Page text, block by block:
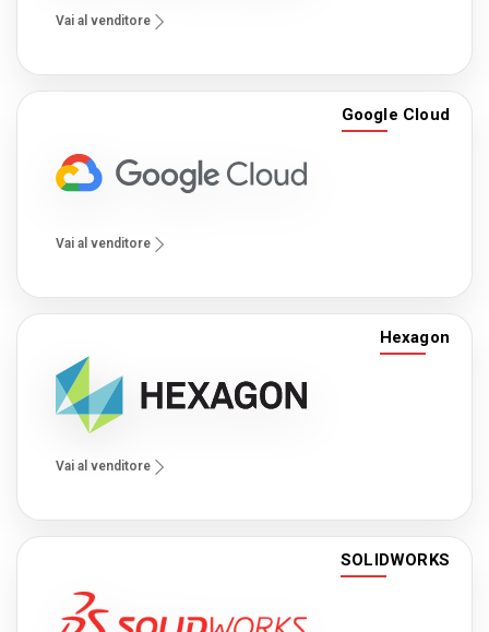
Vai al venditore
Google Cloud
Vai al venditore
Hexagon
Vai al venditore
SOLIDWORKS